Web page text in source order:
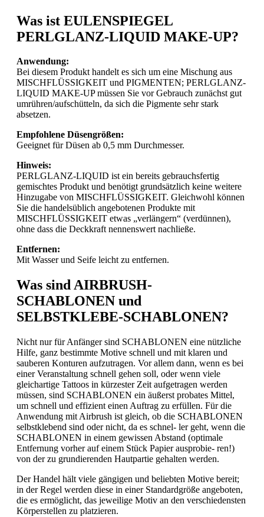
Was ist EULENSPIEGEL
PERLGLANZ-LIQUID MAKE-UP?
Anwendung:
Bei diesem Produkt handelt es sich um eine Mischung aus
MISCHFLÜSSIGKEIT und PIGMENTEN; PERLGLANZ-
LIQUID MAKE-UP müssen Sie vor Gebrauch zunächst gut
umrühren/aufschütteln, da sich die Pigmente sehr stark
absetzen.
Empfohlene Düsengrößen:
Geeignet für Düsen ab 0,5 mm Durchmesser.
Hinweis:
PERLGLANZ-LIQUID ist ein bereits gebrauchsfertig
gemischtes Produkt und benötigt grundsätzlich keine weitere
Hinzugabe von MISCHFLÜSSIGKEIT. Gleichwohl können
Sie die handelsüblich angebotenen Produkte mit
MISCHFLÜSSIGKEIT etwas „verlängern“ (verdünnen),
ohne dass die Deckkraft nennenswert nachließe.
Entfernen:
Mit Wasser und Seife leicht zu entfernen.
Was sind AIRBRUSH-
SCHABLONEN und
SELBSTKLEBE-SCHABLONEN?
Nicht nur für Anfänger sind SCHABLONEN eine nützliche
Hilfe, ganz bestimmte Motive schnell und mit klaren und
sauberen Konturen aufzutragen. Vor allem dann, wenn es bei
einer Veranstaltung schnell gehen soll, oder wenn viele
gleichartige Tattoos in kürzester Zeit aufgetragen werden
müssen, sind SCHABLONEN ein äußerst probates Mittel,
um schnell und effizient einen Auftrag zu erfüllen. Für die
Anwendung mit Airbrush ist gleich, ob die SCHABLONEN
selbstklebend sind oder nicht, da es schnel- ler geht, wenn die
SCHABLONEN in einem gewissen Abstand (optimale
Entfernung vorher auf einem Stück Papier ausprobie- ren!)
von der zu grundierenden Hautpartie gehalten werden.
Der Handel hält viele gängigen und beliebten Motive bereit;
in der Regel werden diese in einer Standardgröße angeboten,
die es ermöglicht, das jeweilige Motiv an den verschiedensten
Körperstellen zu platzieren.